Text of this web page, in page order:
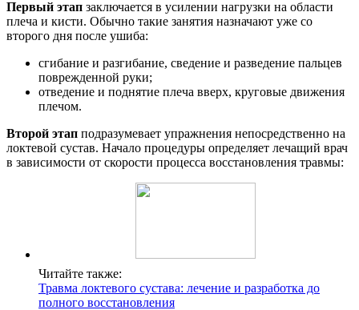
Первый этап заключается в усилении нагрузки на области
плеча и кисти. Обычно такие занятия назначают уже со
второго дня после ушиба:
сгибание и разгибание, сведение и разведение пальцев
поврежденной руки;
отведение и поднятие плеча вверх, круговые движения
плечом.
Второй этап подразумевает упражнения непосредственно на
локтевой сустав. Начало процедуры определяет лечащий врач
в зависимости от скорости процесса восстановления травмы:
Читайте также:
Травма локтевого сустава: лечение и разработка до
полного восстановления